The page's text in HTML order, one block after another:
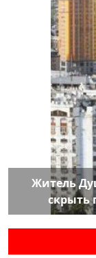
Житель
скрыть